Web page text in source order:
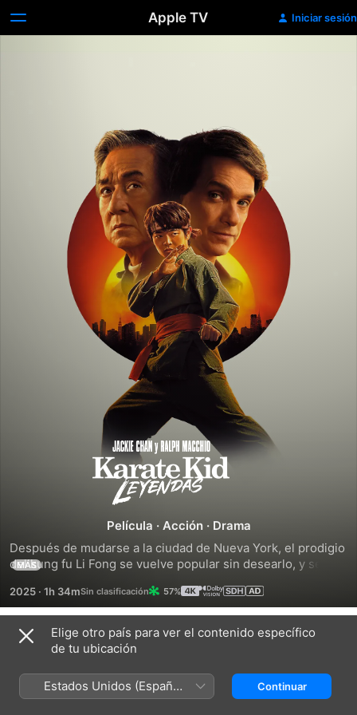
Apple TV Iniciar sesión
Karate
Kid:
Leyendas
Película · Acción · Drama
Después de mudarse a la ciudad de Nueva York, el prodigio
del kung fu Li Fong se vuelve popular sin desearlo, y se
competencia de karate. Con la guía y la sabiduría de su
maestro de kung fu, el Sr. Han, y el legendario Daniel
LaRusso, Li unifica sus estilos únicos para prepararse para
una pelea de artes marciales épica.
MÁS
2025 · 1h 34m 57%
Tráilers
Elige otro país para ver el contenido específico
de tu ubicación
Estados Unidos (Español
México)
Continuar